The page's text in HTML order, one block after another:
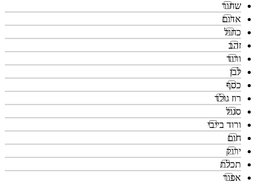
שחור
אדום
כחול
זהב
ורוד
לבן
כסף
רוז גולד
סגול
ורוד בייבי
חום
ירוק
תכלת
אפור